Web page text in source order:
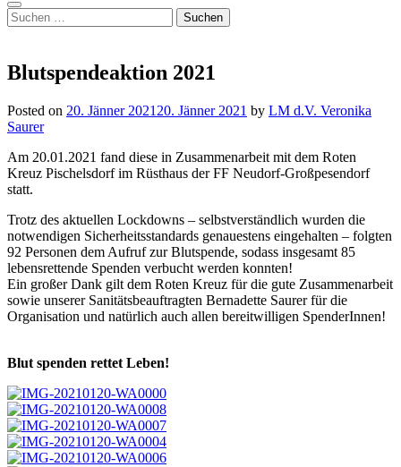
Suchen
nach:
Blutspendeaktion 2021
Posted on 20. Jänner 2021 20. Jänner 2021 by LM d.V. Veronika
Saurer
Am 20.01.2021 fand diese in Zusammenarbeit mit dem Roten
Kreuz Pischelsdorf im Rüsthaus der FF Neudorf-Großpesendorf
statt.
Trotz des aktuellen Lockdowns – selbstverständlich wurden die
notwendigen Sicherheitsstandards genauestens eingehalten – folgten
92 Personen dem Aufruf zur Blutspende, sodass insgesamt 85
lebensrettende Spenden verbucht werden konnten!
Ein großer Dank gilt dem Roten Kreuz für die gute Zusammenarbeit
sowie unserer Sanitätsbeauftragten Bernadette Saurer für die
Organisation und natürlich auch allen bereitwilligen SpenderInnen!
Blut spenden rettet Leben!